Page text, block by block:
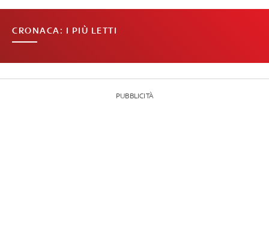
CRONACA: I PIÙ LETTI
PUBBLICITÀ